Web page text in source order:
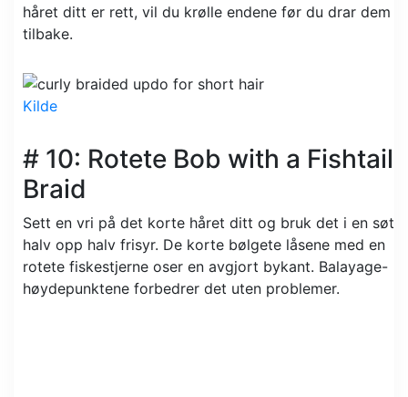
håret ditt er rett, vil du krølle endene før du drar dem
tilbake.
Kilde
# 10: Rotete Bob with a Fishtail
Braid
Sett en vri på det korte håret ditt og bruk det i en søt
halv opp halv frisyr. De korte bølgete låsene med en
rotete fiskestjerne oser en avgjort bykant. Balayage-
høydepunktene forbedrer det uten problemer.